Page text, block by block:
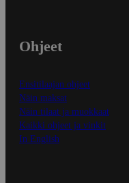
Ohjeet
Ensitilaajan ohjeet
Näin maksat
Näin tilaat ja muokkaat
Kaikki ohjeet ja vinkit
In English